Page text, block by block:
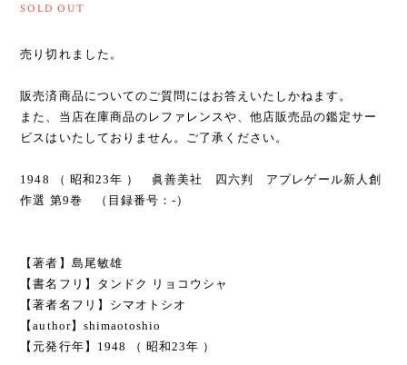
SOLD OUT
売り切れました。
販売済商品についてのご質問にはお答えいたしかねます。
また、当店在庫商品のレファレンスや、他店販売品の鑑定サー
ビスはいたしておりません。ご了承ください。
1948 （ 昭和23年 ） 眞善美社 四六判 アプレゲール新人創
作選 第9巻 （目録番号：-）
【著者】島尾敏雄
【書名フリ】タンドク リョコウシャ
【著者名フリ】シマオトシオ
【author】shimaotoshio
【元発行年】1948 （ 昭和23年 ）